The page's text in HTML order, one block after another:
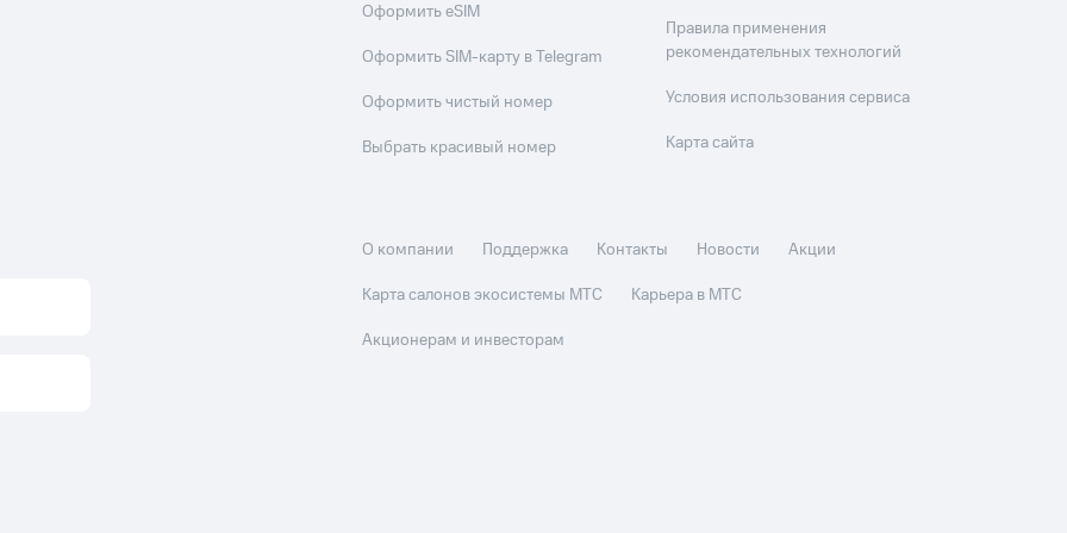
Оформить eSIM
Оформить SIM-карту в Telegram
Оформить чистый номер
Выбрать красивый номер
Правила применения
рекомендательных технологий
Условия использования сервиса
Карта сайта
О компании Поддержка Контакты Новости
Акции
Карта салонов экосистемы МТС
Карьера в МТС
Акционерам и инвесторам